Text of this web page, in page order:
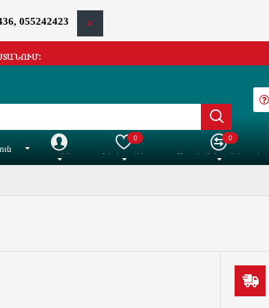
055242423
Հաշիվ Իմ ընտրանին
0
Ապրանքների Համեմատում
0